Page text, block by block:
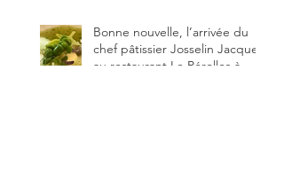
Bonne nouvelle, l’arrivée du
chef pâtissier Josselin Jacquet
au restaurant Le Pérolles à